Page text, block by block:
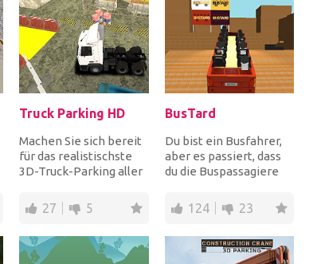
Truck Parking HD
Machen Sie sich bereit
für das realistischste
3D-Truck-Parking aller
hinter...
27 5
BusTard
Du bist ein Busfahrer,
aber es passiert, dass
du die Buspassagiere
rücksichtslos und du...
124 23